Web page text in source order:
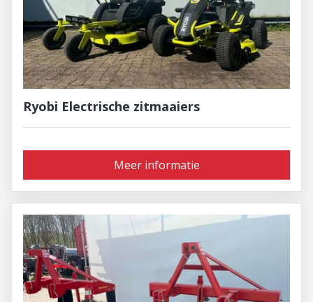
Ryobi Electrische zitmaaiers
Meer informatie